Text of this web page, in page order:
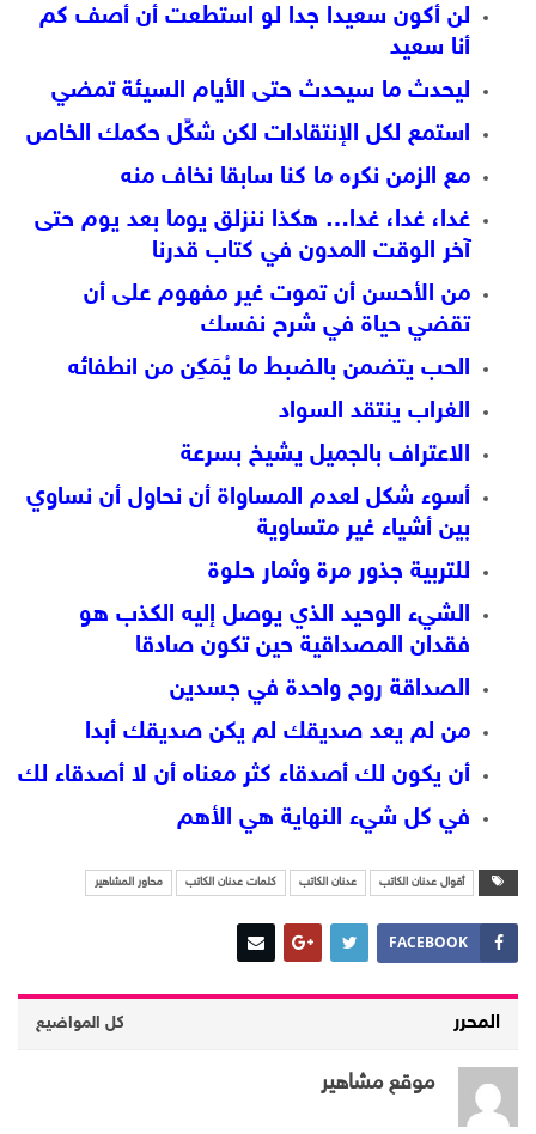
لن أكون سعيدا جدا لو استطعت أن أصف كم
أنا سعيد
ليحدث ما سيحدث حتى الأيام السيئة تمضي
استمع لكل الإنتقادات لكن شكِّل حكمك الخاص
مع الزمن نكره ما كنا سابقا نخاف منه
غدا، غدا، غدا… هكذا ننزلق يوما بعد يوم حتى
آخر الوقت المدون في كتاب قدرنا
من الأحسن أن تموت غير مفهوم على أن
تقضي حياة في شرح نفسك
الحب يتضمن بالضبط ما يُمَكِن من انطفائه
الغراب ينتقد السواد
الاعتراف بالجميل يشيخ بسرعة
أسوء شكل لعدم المساواة أن نحاول أن نساوي
بين أشياء غير متساوية
للتربية جذور مرة وثمار حلوة
الشيء الوحيد الذي يوصل إليه الكذب هو
فقدان المصداقية حين تكون صادقا
الصداقة روح واحدة في جسدين
من لم يعد صديقك لم يكن صديقك أبدا
أن يكون لك أصدقاء كثر معناه أن لا أصدقاء لك
في كل شيء النهاية هي الأهم
أقوال عدنان الكاتب عدنان الكاتب كلمات عدنان الكاتب محاور المشاهير
FACEBOOK
المحرر كل المواضيع
موقع مشاهير